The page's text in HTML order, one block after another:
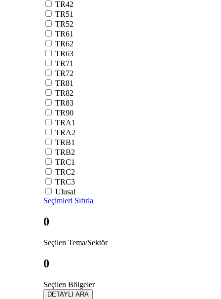
TR42
TR51
TR52
TR61
TR62
TR63
TR71
TR72
TR81
TR82
TR83
TR90
TRA1
TRA2
TRB1
TRB2
TRC1
TRC2
TRC3
Ulusal
Seçimleri Sıfırla
0
Seçilen Tema/Sektör
0
Seçilen Bölgeler
DETAYLI ARA